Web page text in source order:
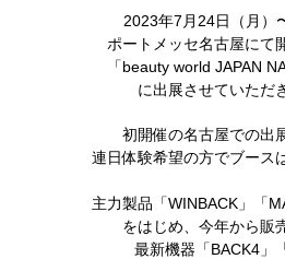
2023年7月24日（月）
ポートメッセ名古屋にて
「beauty world JAPAN
に出展させていただ
初開催の名古屋での出
連日体験希望の方でブース
主力製品「WINBACK」「
をはじめ、今年から販
最新機器「BACK4」